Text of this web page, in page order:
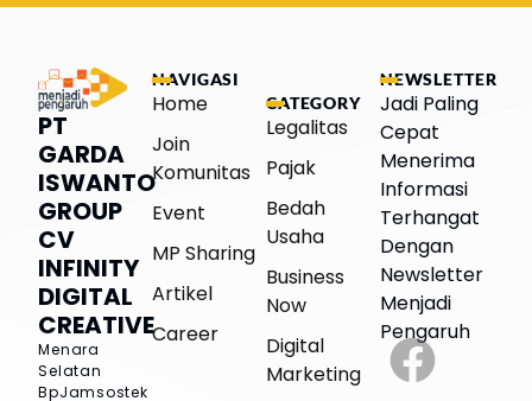
PT
GARDA
ISWANTO
GROUP
CV
INFINITY
DIGITAL
CREATIVE
Menara
Selatan
BpJamsostek
NAVIGASI
Home
Join
Komunitas
Event
MP Sharing
Artikel
Career
CATEGORY
Legalitas
Pajak
Bedah
Usaha
Business
Now
Digital
Marketing
NEWSLETTER
Jadi Paling
Cepat
Menerima
Informasi
Terhangat
Dengan
Newsletter
Menjadi
Pengaruh